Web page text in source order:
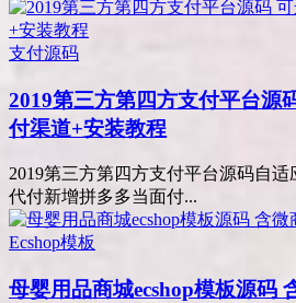
支付源码
2019第三方第四方支付平台源
付渠道+安装教程
2019第三方第四方支付平台源码自
代付新增拼多多当面付...
Ecshop模板
母婴用品商城ecshop模板源码